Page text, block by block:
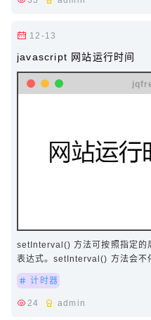
12-13
javascript 网站运行时间
setInterval() 方法可按照指定的
表达式。setInterval() 方法会不
被调用或窗口被关闭。由 s…
计时器
24 admin